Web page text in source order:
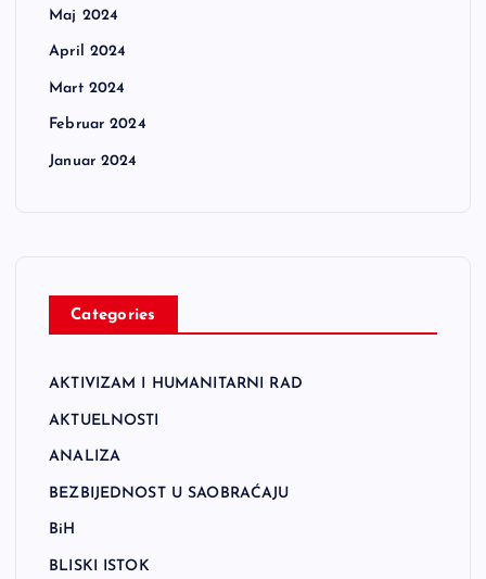
Maj 2024
April 2024
Mart 2024
Februar 2024
Januar 2024
Categories
AKTIVIZAM I HUMANITARNI RAD
AKTUELNOSTI
ANALIZA
BEZBIJEDNOST U SAOBRAĆAJU
BiH
BLISKI ISTOK